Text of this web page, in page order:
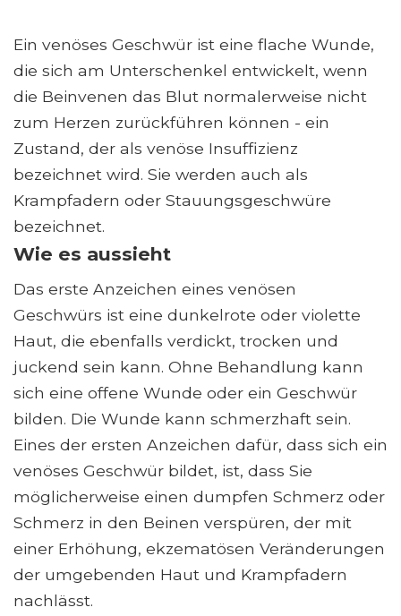
Ein venöses Geschwür ist eine flache Wunde,
die sich am Unterschenkel entwickelt, wenn
die Beinvenen das Blut normalerweise nicht
zum Herzen zurückführen können - ein
Zustand, der als venöse Insuffizienz
bezeichnet wird. Sie werden auch als
Krampfadern oder Stauungsgeschwüre
bezeichnet.
Wie es aussieht
Das erste Anzeichen eines venösen
Geschwürs ist eine dunkelrote oder violette
Haut, die ebenfalls verdickt, trocken und
juckend sein kann. Ohne Behandlung kann
sich eine offene Wunde oder ein Geschwür
bilden. Die Wunde kann schmerzhaft sein.
Eines der ersten Anzeichen dafür, dass sich ein
venöses Geschwür bildet, ist, dass Sie
möglicherweise einen dumpfen Schmerz oder
Schmerz in den Beinen verspüren, der mit
einer Erhöhung, ekzematösen Veränderungen
der umgebenden Haut und Krampfadern
nachlässt.